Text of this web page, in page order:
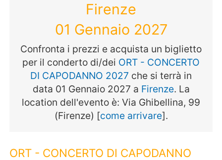
Firenze
01 Gennaio 2027
Confronta i prezzi e acquista un biglietto
per il conderto di/dei ORT - CONCERTO
DI CAPODANNO 2027 che si terrà in
data 01 Gennaio 2027 a Firenze. La
location dell'evento è: Via Ghibellina, 99
(Firenze) [come arrivare].
ORT - CONCERTO DI CAPODANNO